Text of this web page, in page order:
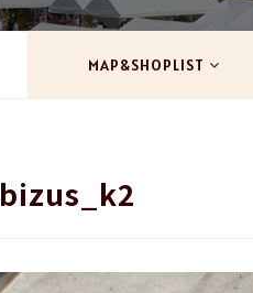
MAP&SHOPLIST
bizus_k2